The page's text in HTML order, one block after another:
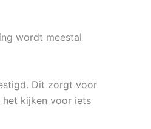
wordt meestal
Dit zorgt voor
het kijken voor iets